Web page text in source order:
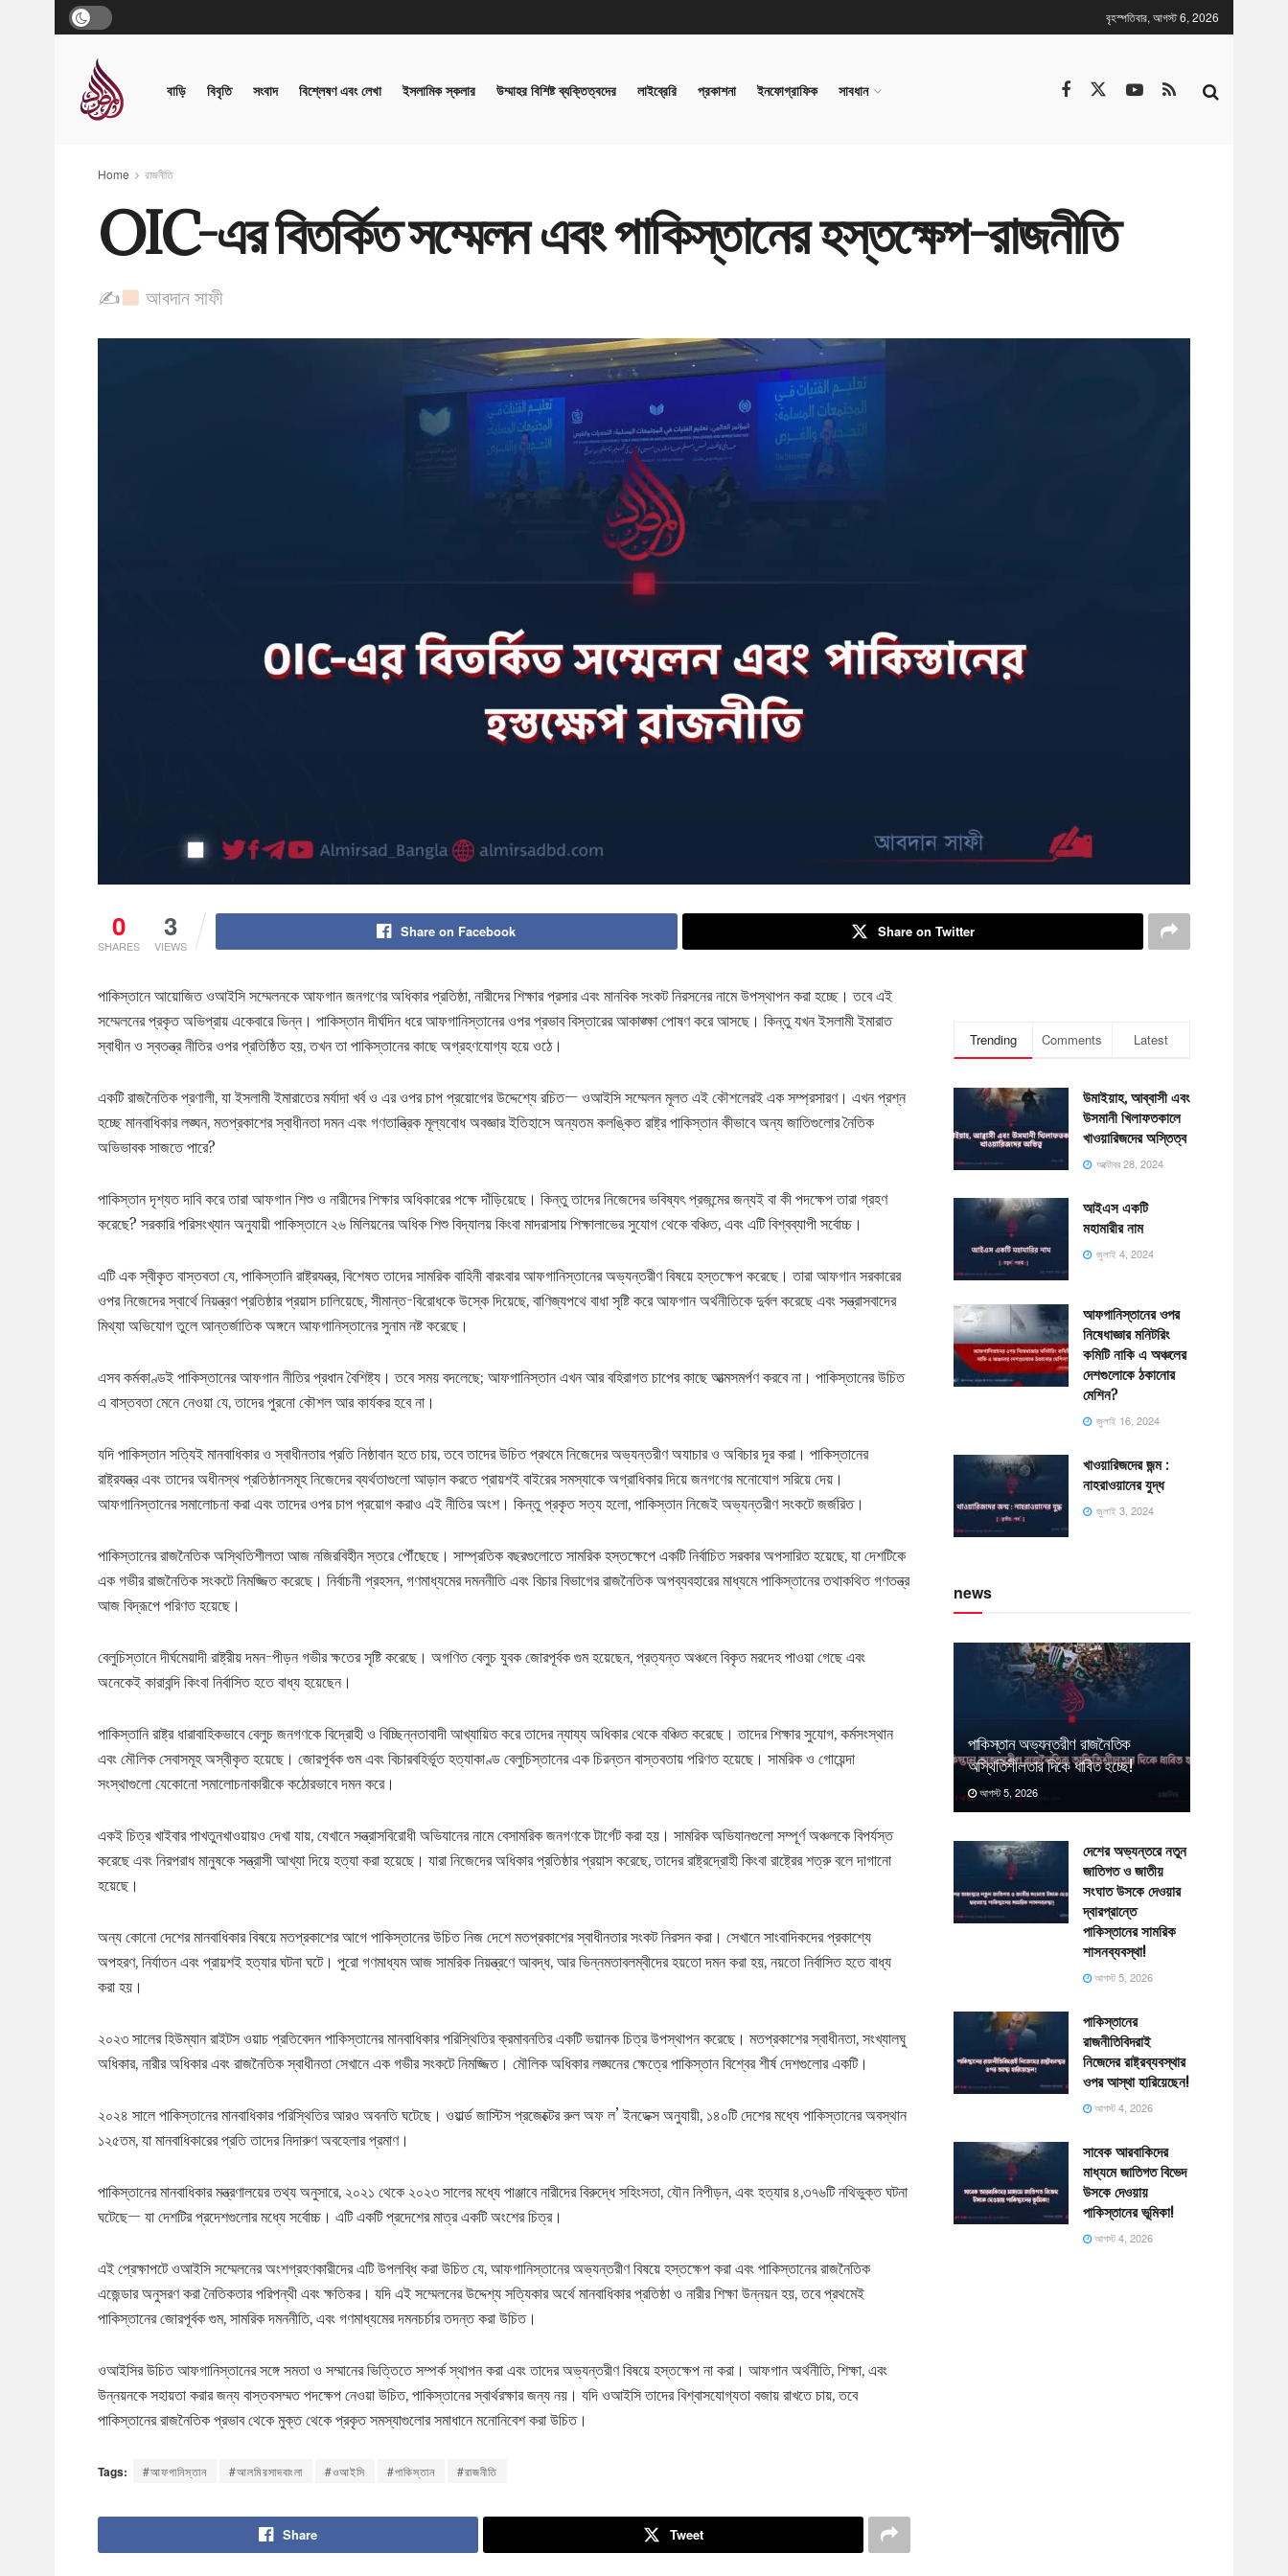
বৃহস্পতিবার, আগস্ট 6, 2026
বাড়ি বিবৃতি সংবাদ বিশ্লেষণ এবং লেখা ইসলামিক স্কলার উম্মাহর বিশিষ্ট ব্যক্তিত্বদের লাইব্রেরি প্রকাশনা ইনফোগ্রাফিক সাবধান
Home রাজনীতি
OIC-এর বিতর্কিত সম্মেলন এবং পাকিস্তানের হস্তক্ষেপ-রাজনীতি
✍ আবদান সাফী
0
SHARES
3
VIEWS
Share on Facebook Share on Twitter
পাকিস্তানে আয়োজিত ওআইসি সম্মেলনকে আফগান জনগণের অধিকার প্রতিষ্ঠা, নারীদের শিক্ষার প্রসার এবং মানবিক সংকট নিরসনের নামে উপস্থাপন করা হচ্ছে। তবে এই
সম্মেলনের প্রকৃত অভিপ্রায় একেবারে ভিন্ন। পাকিস্তান দীর্ঘদিন ধরে আফগানিস্তানের ওপর প্রভাব বিস্তারের আকাঙ্ক্ষা পোষণ করে আসছে। কিন্তু যখন ইসলামী ইমারাত
স্বাধীন ও স্বতন্ত্র নীতির ওপর প্রতিষ্ঠিত হয়, তখন তা পাকিস্তানের কাছে অগ্রহণযোগ্য হয়ে ওঠে।
একটি রাজনৈতিক প্রণালী, যা ইসলামী ইমারাতের মর্যাদা খর্ব ও এর ওপর চাপ প্রয়োগের উদ্দেশ্যে রচিত— ওআইসি সম্মেলন মূলত এই কৌশলেরই এক সম্প্রসারণ। এখন প্রশ্ন
হচ্ছে মানবাধিকার লঙ্ঘন, মতপ্রকাশের স্বাধীনতা দমন এবং গণতান্ত্রিক মূল্যবোধ অবজ্ঞার ইতিহাসে অন্যতম কলঙ্কিত রাষ্ট্র পাকিস্তান কীভাবে অন্য জাতিগুলোর নৈতিক
অভিভাবক সাজতে পারে?
পাকিস্তান দৃশ্যত দাবি করে তারা আফগান শিশু ও নারীদের শিক্ষার অধিকারের পক্ষে দাঁড়িয়েছে। কিন্তু তাদের নিজেদের ভবিষ্যৎ প্রজন্মের জন্যই বা কী পদক্ষেপ তারা গ্রহণ
করেছে? সরকারি পরিসংখ্যান অনুযায়ী পাকিস্তানে ২৬ মিলিয়নের অধিক শিশু বিদ্যালয় কিংবা মাদরাসায় শিক্ষালাভের সুযোগ থেকে বঞ্চিত, এবং এটি বিশ্বব্যাপী সর্বোচ্চ।
এটি এক স্বীকৃত বাস্তবতা যে, পাকিস্তানি রাষ্ট্রযন্ত্র, বিশেষত তাদের সামরিক বাহিনী বারংবার আফগানিস্তানের অভ্যন্তরীণ বিষয়ে হস্তক্ষেপ করেছে। তারা আফগান সরকারের
ওপর নিজেদের স্বার্থে নিয়ন্ত্রণ প্রতিষ্ঠার প্রয়াস চালিয়েছে, সীমান্ত-বিরোধকে উস্কে দিয়েছে, বাণিজ্যপথে বাধা সৃষ্টি করে আফগান অর্থনীতিকে দুর্বল করেছে এবং সন্ত্রাসবাদের
মিথ্যা অভিযোগ তুলে আন্তর্জাতিক অঙ্গনে আফগানিস্তানের সুনাম নষ্ট করেছে।
এসব কর্মকাণ্ডই পাকিস্তানের আফগান নীতির প্রধান বৈশিষ্ট্য। তবে সময় বদলেছে; আফগানিস্তান এখন আর বহিরাগত চাপের কাছে আত্মসমর্পণ করবে না। পাকিস্তানের উচিত
এ বাস্তবতা মেনে নেওয়া যে, তাদের পুরনো কৌশল আর কার্যকর হবে না।
যদি পাকিস্তান সত্যিই মানবাধিকার ও স্বাধীনতার প্রতি নিষ্ঠাবান হতে চায়, তবে তাদের উচিত প্রথমে নিজেদের অভ্যন্তরীণ অযাচার ও অবিচার দূর করা। পাকিস্তানের
রাষ্ট্রযন্ত্র এবং তাদের অধীনস্থ প্রতিষ্ঠানসমূহ নিজেদের ব্যর্থতাগুলো আড়াল করতে প্রায়শই বাইরের সমস্যাকে অগ্রাধিকার দিয়ে জনগণের মনোযোগ সরিয়ে দেয়।
আফগানিস্তানের সমালোচনা করা এবং তাদের ওপর চাপ প্রয়োগ করাও এই নীতির অংশ। কিন্তু প্রকৃত সত্য হলো, পাকিস্তান নিজেই অভ্যন্তরীণ সংকটে জর্জরিত।
পাকিস্তানের রাজনৈতিক অস্থিতিশীলতা আজ নজিরবিহীন স্তরে পৌঁছেছে। সাম্প্রতিক বছরগুলোতে সামরিক হস্তক্ষেপে একটি নির্বাচিত সরকার অপসারিত হয়েছে, যা দেশটিকে
এক গভীর রাজনৈতিক সংকটে নিমজ্জিত করেছে। নির্বাচনী প্রহসন, গণমাধ্যমের দমননীতি এবং বিচার বিভাগের রাজনৈতিক অপব্যবহারের মাধ্যমে পাকিস্তানের তথাকথিত গণতন্ত্র
আজ বিদ্রূপে পরিণত হয়েছে।
বেলুচিস্তানে দীর্ঘমেয়াদী রাষ্ট্রীয় দমন-পীড়ন গভীর ক্ষতের সৃষ্টি করেছে। অগণিত বেলুচ যুবক জোরপূর্বক গুম হয়েছেন, প্রত্যন্ত অঞ্চলে বিকৃত মরদেহ পাওয়া গেছে এবং
অনেকেই কারাবন্দি কিংবা নির্বাসিত হতে বাধ্য হয়েছেন।
পাকিস্তানি রাষ্ট্র ধারাবাহিকভাবে বেলুচ জনগণকে বিদ্রোহী ও বিচ্ছিন্নতাবাদী আখ্যায়িত করে তাদের ন্যায্য অধিকার থেকে বঞ্চিত করেছে। তাদের শিক্ষার সুযোগ, কর্মসংস্থান
এবং মৌলিক সেবাসমূহ অস্বীকৃত হয়েছে। জোরপূর্বক গুম এবং বিচারবহির্ভূত হত্যাকাণ্ড বেলুচিস্তানের এক চিরন্তন বাস্তবতায় পরিণত হয়েছে। সামরিক ও গোয়েন্দা
সংস্থাগুলো যেকোনো সমালোচনাকারীকে কঠোরভাবে দমন করে।
একই চিত্র খাইবার পাখতুনখাওয়ায়ও দেখা যায়, যেখানে সন্ত্রাসবিরোধী অভিযানের নামে বেসামরিক জনগণকে টার্গেট করা হয়। সামরিক অভিযানগুলো সম্পূর্ণ অঞ্চলকে বিপর্যস্ত
করেছে এবং নিরপরাধ মানুষকে সন্ত্রাসী আখ্যা দিয়ে হত্যা করা হয়েছে। যারা নিজেদের অধিকার প্রতিষ্ঠার প্রয়াস করেছে, তাদের রাষ্ট্রদ্রোহী কিংবা রাষ্ট্রের শত্রু বলে দাগানো
হয়েছে।
অন্য কোনো দেশের মানবাধিকার বিষয়ে মতপ্রকাশের আগে পাকিস্তানের উচিত নিজ দেশে মতপ্রকাশের স্বাধীনতার সংকট নিরসন করা। সেখানে সাংবাদিকদের প্রকাশ্যে
অপহরণ, নির্যাতন এবং প্রায়শই হত্যার ঘটনা ঘটে। পুরো গণমাধ্যম আজ সামরিক নিয়ন্ত্রণে আবদ্ধ, আর ভিন্নমতাবলম্বীদের হয়তো দমন করা হয়, নয়তো নির্বাসিত হতে বাধ্য
করা হয়।
২০২৩ সালের হিউম্যান রাইটস ওয়াচ প্রতিবেদন পাকিস্তানের মানবাধিকার পরিস্থিতির ক্রমাবনতির একটি ভয়ানক চিত্র উপস্থাপন করেছে। মতপ্রকাশের স্বাধীনতা, সংখ্যালঘু
অধিকার, নারীর অধিকার এবং রাজনৈতিক স্বাধীনতা সেখানে এক গভীর সংকটে নিমজ্জিত। মৌলিক অধিকার লঙ্ঘনের ক্ষেত্রে পাকিস্তান বিশ্বের শীর্ষ দেশগুলোর একটি।
২০২৪ সালে পাকিস্তানের মানবাধিকার পরিস্থিতির আরও অবনতি ঘটেছে। ওয়ার্ল্ড জাস্টিস প্রজেক্টের রুল অফ ল’ ইনডেক্স অনুযায়ী, ১৪০টি দেশের মধ্যে পাকিস্তানের অবস্থান
১২৫তম, যা মানবাধিকারের প্রতি তাদের নিদারুণ অবহেলার প্রমাণ।
পাকিস্তানের মানবাধিকার মন্ত্রণালয়ের তথ্য অনুসারে, ২০২১ থেকে ২০২৩ সালের মধ্যে পাঞ্জাবে নারীদের বিরুদ্ধে সহিংসতা, যৌন নিপীড়ন, এবং হত্যার ৪,৩৭৬টি নথিভুক্ত ঘটনা
ঘটেছে— যা দেশটির প্রদেশগুলোর মধ্যে সর্বোচ্চ। এটি একটি প্রদেশের মাত্র একটি অংশের চিত্র।
এই প্রেক্ষাপটে ওআইসি সম্মেলনের অংশগ্রহণকারীদের এটি উপলব্ধি করা উচিত যে, আফগানিস্তানের অভ্যন্তরীণ বিষয়ে হস্তক্ষেপ করা এবং পাকিস্তানের রাজনৈতিক
এজেন্ডার অনুসরণ করা নৈতিকতার পরিপন্থী এবং ক্ষতিকর। যদি এই সম্মেলনের উদ্দেশ্য সত্যিকার অর্থে মানবাধিকার প্রতিষ্ঠা ও নারীর শিক্ষা উন্নয়ন হয়, তবে প্রথমেই
পাকিস্তানের জোরপূর্বক গুম, সামরিক দমননীতি, এবং গণমাধ্যমের দমনচর্চার তদন্ত করা উচিত।
ওআইসির উচিত আফগানিস্তানের সঙ্গে সমতা ও সম্মানের ভিত্তিতে সম্পর্ক স্থাপন করা এবং তাদের অভ্যন্তরীণ বিষয়ে হস্তক্ষেপ না করা। আফগান অর্থনীতি, শিক্ষা, এবং
উন্নয়নকে সহায়তা করার জন্য বাস্তবসম্মত পদক্ষেপ নেওয়া উচিত, পাকিস্তানের স্বার্থরক্ষার জন্য নয়। যদি ওআইসি তাদের বিশ্বাসযোগ্যতা বজায় রাখতে চায়, তবে
পাকিস্তানের রাজনৈতিক প্রভাব থেকে মুক্ত থেকে প্রকৃত সমস্যাগুলোর সমাধানে মনোনিবেশ করা উচিত।
Tags: #আফগানিস্তান #আলমিরসাদবাংলা #ওআইসি #পাকিস্তান #রাজনীতি
Share Tweet
Trending Comments Latest
উমাইয়াহ, আব্বাসী এবং
উসমানী খিলাফতকালে
খাওয়ারিজদের অস্তিত্ব
অক্টোবর 28, 2024
আইএস একটি
মহামারীর নাম
জুলাই 4, 2024
আফগানিস্তানের ওপর
নিষেধাজ্ঞার মনিটরিং
কমিটি নাকি এ অঞ্চলের
দেশগুলোকে ঠকানোর
মেশিন?
জুলাই 16, 2024
খাওয়ারিজদের জন্ম :
নাহরাওয়ানের যুদ্ধ
জুলাই 3, 2024
news
পাকিস্তান অভ্যন্তরীণ রাজনৈতিক
অস্থিতিশীলতার দিকে ধাবিত হচ্ছে!
আগস্ট 5, 2026
দেশের অভ্যন্তরে নতুন
জাতিগত ও জাতীয়
সংঘাত উসকে দেওয়ার
দ্বারপ্রান্তে
পাকিস্তানের সামরিক
শাসনব্যবস্থা!
আগস্ট 5, 2026
পাকিস্তানের
রাজনীতিবিদরাই
নিজেদের রাষ্ট্রব্যবস্থার
ওপর আস্থা হারিয়েছেন!
আগস্ট 4, 2026
সাবেক আরবাকিদের
মাধ্যমে জাতিগত বিভেদ
উসকে দেওয়ায়
পাকিস্তানের ভূমিকা!
আগস্ট 4, 2026